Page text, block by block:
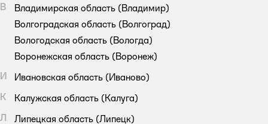
В
Владимирская область (Владимир)
Волгоградская область (Волгоград)
Вологодская область (Вологда)
Воронежская область (Воронеж)
И
Ивановская область (Иваново)
К
Калужская область (Калуга)
Л
Липецкая область (Липецк)